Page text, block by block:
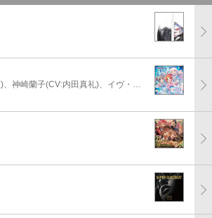
安部菜々(CV:三宅麻理恵)、神崎蘭子(CV:内田真礼)、イヴ・サンタクロース(CV:松永あかね)